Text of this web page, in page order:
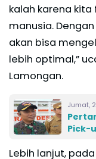
kalah karena
manusia.
akan bisa
lebih optimal,”
Lamongan.
Jumat,
Pick-
Lebih lanjut,